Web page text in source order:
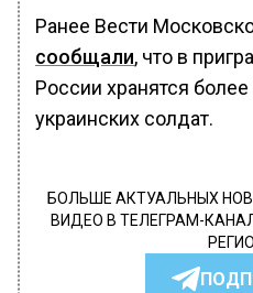
Ранее Вести
сообщали, что в
России хранятся
украинских солдат.
БОЛЬШЕ АКТУАЛЬНЫХ
ВИДЕО В ТЕЛЕГРАМ-